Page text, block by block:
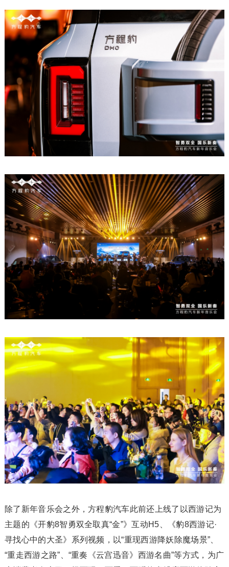
除了新年音乐会之外，方程豹汽车此前还上线了以西游记为
主题的《开豹8智勇双全取真“金”》互动H5、《豹8西游记·
寻找心中的大圣》系列视频，以“重现西游降妖除魔场景”、
“重走西游之路”、“重奏《云宫迅音》西游名曲”等方式，为广